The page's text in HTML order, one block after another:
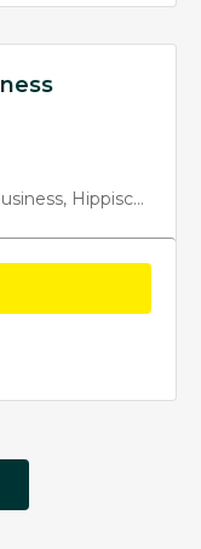
Hippische Bedrijfskunde en Pet Business